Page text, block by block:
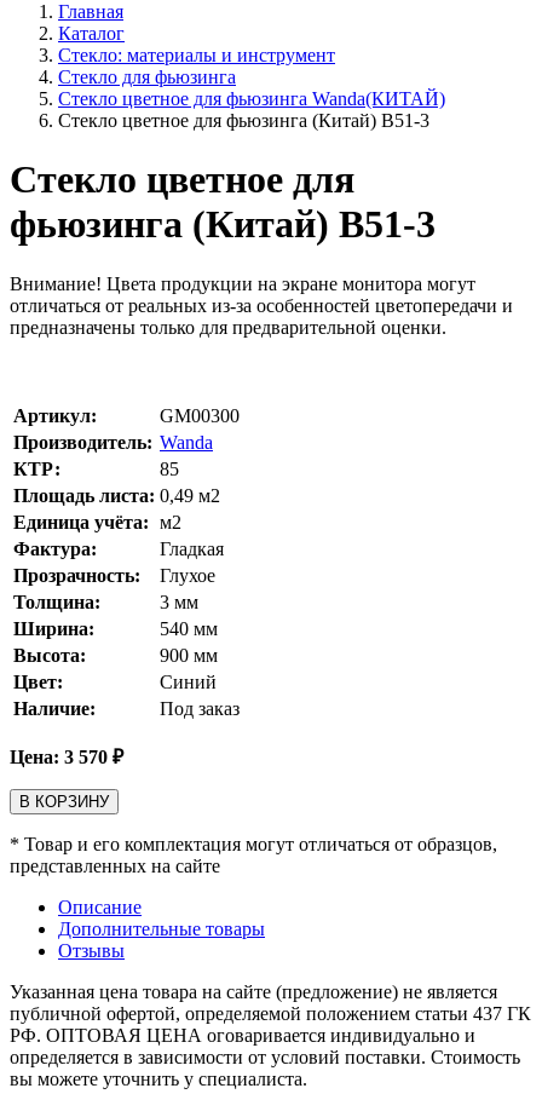
Главная
Каталог
Стекло: материалы и инструмент
Стекло для фьюзинга
Стекло цветное для фьюзинга Wanda(КИТАЙ)
Стекло цветное для фьюзинга (Китай) B51-3
Стекло цветное для
фьюзинга (Китай) B51-3
Внимание! Цвета продукции на экране монитора могут
отличаться от реальных из-за особенностей цветопередачи и
предназначены только для предварительной оценки.
Артикул:
GM00300
Производитель: Wanda
КТР:
85
Площадь листа: 0,49 м2
Единица учёта: м2
Фактура:
Гладкая
Прозрачность:
Глухое
Толщина:
3 мм
Ширина:
540 мм
Высота:
900 мм
Цвет:
Синий
Наличие:
Под заказ
Цена: 3 570 ₽
В КОРЗИНУ
* Товар и его комплектация могут отличаться от образцов,
представленных на сайте
Описание
Дополнительные товары
Отзывы
Указанная цена товара на сайте (предложение) не является
публичной офертой, определяемой положением статьи 437 ГК
РФ. ОПТОВАЯ ЦЕНА оговаривается индивидуально и
определяется в зависимости от условий поставки. Стоимость
вы можете уточнить у специалиста.